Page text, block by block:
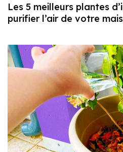
Les 5 meilleurs plantes
purifier l’air de votre